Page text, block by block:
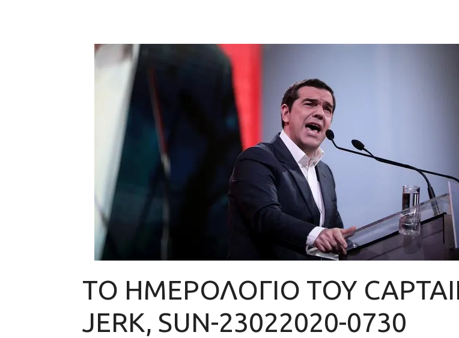
ΤΟ ΗΜΕΡΟΛΟΓΙΟ ΤΟΥ
JERK, SUN-23022020-0730